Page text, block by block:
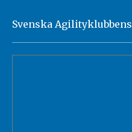
Svenska